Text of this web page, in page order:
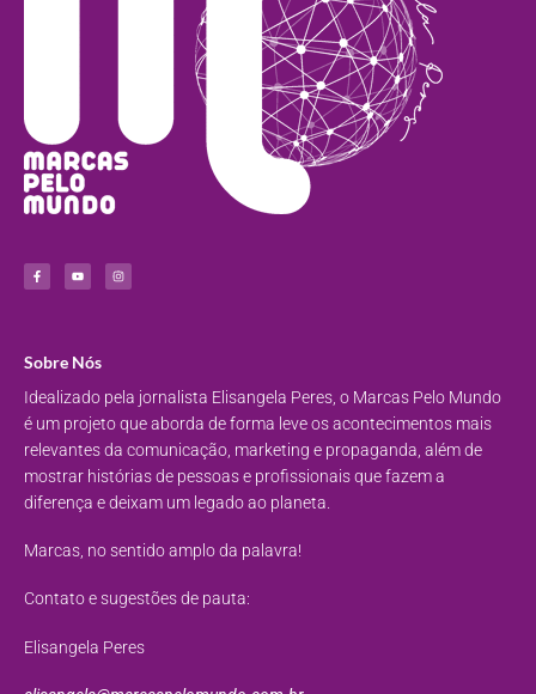
Sobre Nós
Idealizado pela jornalista Elisangela Peres, o Marcas Pelo Mundo
é um projeto que aborda de forma leve os acontecimentos mais
relevantes da comunicação, marketing e propaganda, além de
mostrar histórias de pessoas e profissionais que fazem a
diferença e deixam um legado ao planeta.
Marcas, no sentido amplo da palavra!
Contato e sugestões de pauta:
Elisangela Peres